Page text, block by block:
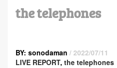
the telephones
BY: sonodaman / 2022/07/11
LIVE REPORT, the telephones